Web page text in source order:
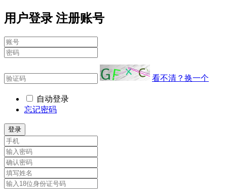
用户登录 注册账号
看不清？换一个
自动登录
忘记密码
登录